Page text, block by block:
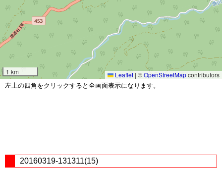
1 km Leaflet | ©OpenStreetMapcontributors
左上の四角をクリックすると全画面表示になります。
20160319-131311(15)